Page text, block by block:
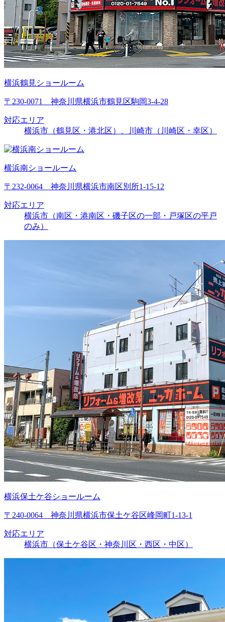
横浜鶴見ショールーム
〒230-0071 神奈川県横浜市鶴見区駒岡3-4-28
対応エリア
横浜市（鶴見区・港北区）、川崎市（川崎区・幸区）
横浜南ショールーム
〒232-0064 神奈川県横浜市南区別所1-15-12
対応エリア
横浜市（南区・港南区・磯子区の一部・戸塚区の平戸
のみ）
横浜保土ケ谷ショールーム
〒240-0064 神奈川県横浜市保土ケ谷区峰岡町1-13-1
対応エリア
横浜市（保土ケ谷区・神奈川区・西区・中区）